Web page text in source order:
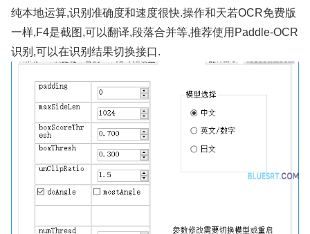
纯本地运算,识别准确度和速度很快.操作和天若OCR免费版
一样,F4是截图,可以翻译,段落合并等,推荐使用Paddle-OCR
识别,可以在识别结果切换接口.